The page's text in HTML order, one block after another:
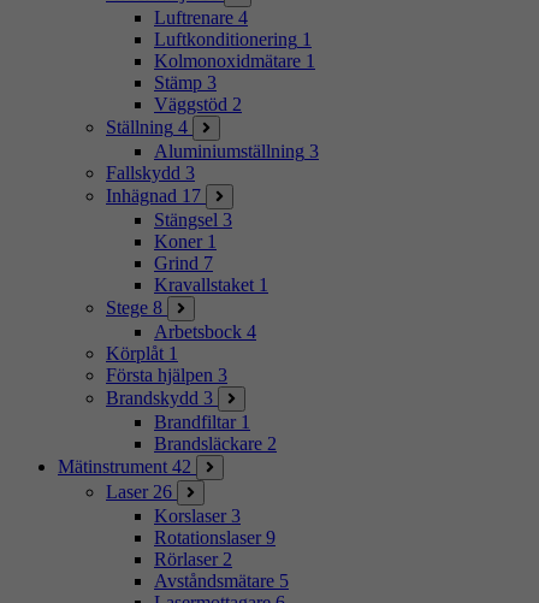
Luftrenare 4
Luftkonditionering 1
Kolmonoxidmätare 1
Stämp 3
Väggstöd 2
Ställning 4
Aluminiumställning 3
Fallskydd 3
Inhägnad 17
Stängsel 3
Koner 1
Grind 7
Kravallstaket 1
Stege 8
Arbetsbock 4
Körplåt 1
Första hjälpen 3
Brandskydd 3
Brandfiltar 1
Brandsläckare 2
Mätinstrument 42
Laser 26
Korslaser 3
Rotationslaser 9
Rörlaser 2
Avståndsmätare 5